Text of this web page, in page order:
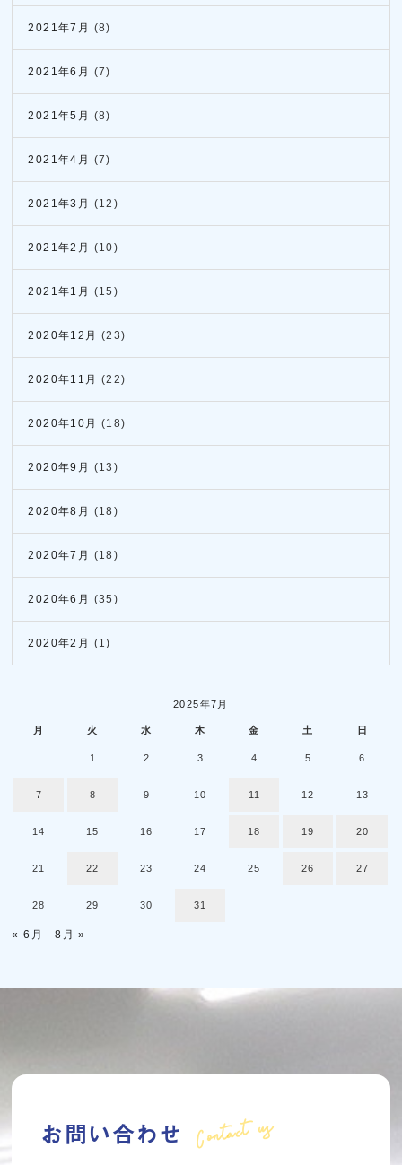
2021年7月 (8)
2021年6月 (7)
2021年5月 (8)
2021年4月 (7)
2021年3月 (12)
2021年2月 (10)
2021年1月 (15)
2020年12月 (23)
2020年11月 (22)
2020年10月 (18)
2020年9月 (13)
2020年8月 (18)
2020年7月 (18)
2020年6月 (35)
2020年2月 (1)
2025年7月
月 火 水 木 金 土 日
1 2 3 4 5 6
7 8 9 10 11 12 13
14 15 16 17 18 19 20
21 22 23 24 25 26 27
28 29 30 31
« 6月 8月 »
お問い合わせ Contact us